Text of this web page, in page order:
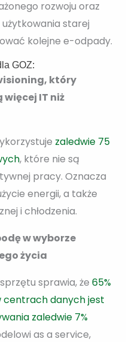
rozwoju oraz
użytkowania starej
kolejne e-odpady.
GOZ:
który
IT niż
zaledwie 75
, które nie są
pracy. Oznacza
energii, a także
i chłodzenia.
w wyborze
życia
sprawia, że 65%
centrach danych jest
zaledwie 7%
as a service,